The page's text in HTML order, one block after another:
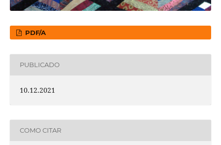
PDF/A
PUBLICADO
10.12.2021
COMO CITAR